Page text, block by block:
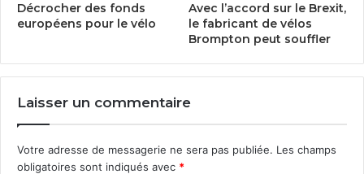
Décrocher des fonds
européens pour le vélo
Avec l’accord sur le Brexit,
le fabricant de vélos
Brompton peut souffler
Laisser un commentaire
Votre adresse de messagerie ne sera pas publiée. Les champs
obligatoires sont indiqués avec *